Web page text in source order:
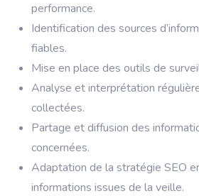
performance.
Identification des sources
fiables.
Mise en place des outils de
Analyse et interprétation
collectées.
Partage et diffusion des
concernées.
Adaptation de la stratégie SEO
informations issues de la veille.